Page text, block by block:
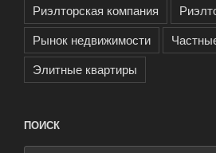
Риэлторская компания
Рынок недвижимости
Элитные квартиры
ПОИСК